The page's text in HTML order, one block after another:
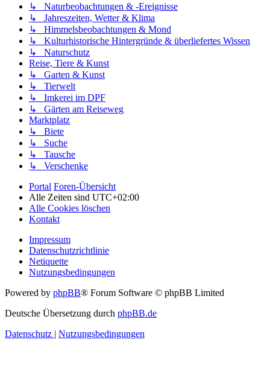
↳ Naturbeobachtungen & -Ereignisse
↳ Jahreszeiten, Wetter & Klima
↳ Himmelsbeobachtungen & Mond
↳ Kulturhistorische Hintergründe & überliefertes Wissen
↳ Naturschutz
Reise, Tiere & Kunst
↳ Garten & Kunst
↳ Tierwelt
↳ Imkerei im DPF
↳ Gärten am Reiseweg
Marktplatz
↳ Biete
↳ Suche
↳ Tausche
↳ Verschenke
Portal Foren-Übersicht
Alle Zeiten sind UTC+02:00
Alle Cookies löschen
Kontakt
Impressum
Datenschutzrichtlinie
Netiquette
Nutzungsbedingungen
Powered by phpBB® Forum Software © phpBB Limited
Deutsche Übersetzung durch phpBB.de
Datenschutz | Nutzungsbedingungen